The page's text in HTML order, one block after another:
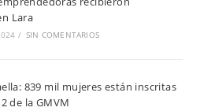
Lara
/ SIN COMENTARIOS
839 mil mujeres están inscritas
de la GMVM